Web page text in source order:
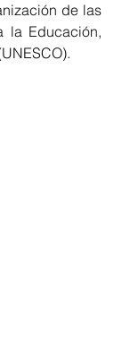
de las
la Educación,